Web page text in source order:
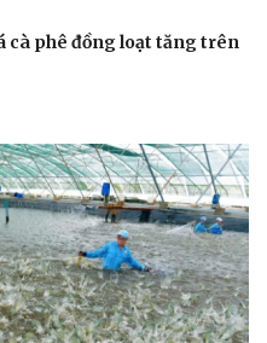
cà phê đồng loạt tăng trên